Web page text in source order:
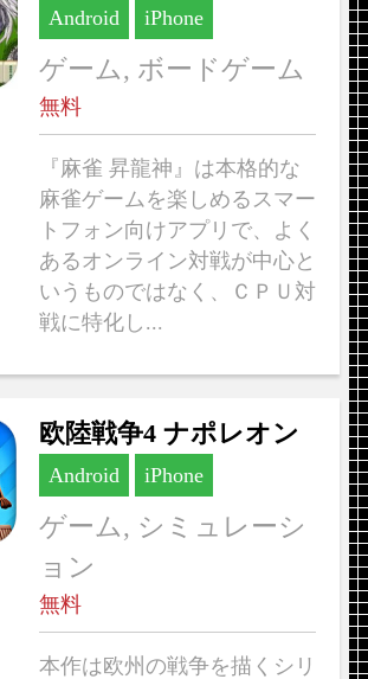
Android iPhone
ゲーム, ボードゲーム
無料
『麻雀 昇龍神』は本格的な
麻雀ゲームを楽しめるスマー
トフォン向けアプリで、よく
あるオンライン対戦が中心と
いうものではなく、ＣＰＵ対
戦に特化し...
欧陸戦争4 ナポレオン
Android iPhone
ゲーム, シミュレーシ
ョン
無料
本作は欧州の戦争を描くシリ